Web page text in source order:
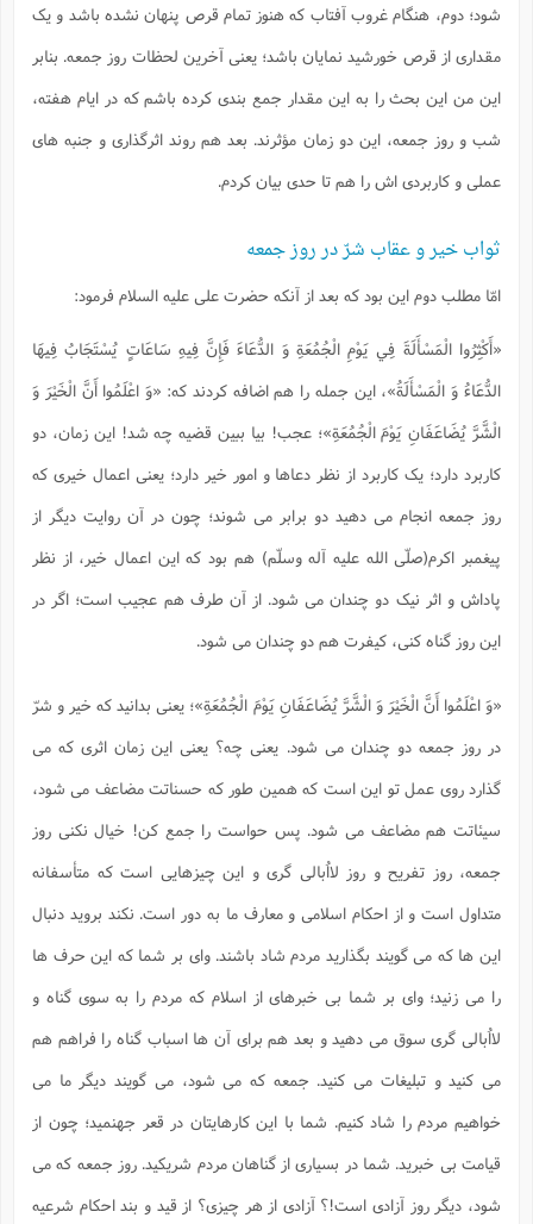
شود؛ دوم، هنگام غروب آفتاب که هنوز تمام قرص پنهان نشده باشد و یک
مقداری از قرص خورشید نمایان باشد؛ یعنی آخرین لحظات روز جمعه. بنابر
این من این بحث را به این مقدار جمع بندی کرده باشم که در ایام هفته،
شب و روز جمعه، این دو زمان مؤثرند. بعد هم روند اثرگذاری و جنبه های
عملی و کاربردی اش را هم تا حدی بیان کردم.
ثواب خیر و عقاب شرّ در روز جمعه
امّا مطلب دوم این بود که بعد از آنکه حضرت علی علیه السلام فرمود:
«أَكْثِرُوا الْمَسْأَلَةَ فِي يَوْمِ الْجُمُعَةِ وَ الدُّعَاءَ فَإِنَّ فِيهِ سَاعَاتٍ يُسْتَجَابُ فِيهَا
الدُّعَاءُ وَ الْمَسْأَلَةُ»، این جمله را هم اضافه کردند که: «وَ اعْلَمُوا أَنَّ الْخَيْرَ وَ
الْشَّرَّ يُضَاعَفَانِ يَوْمَ الْجُمُعَةِ»؛ عجب! بیا ببین قضیه چه شد! این زمان، دو
کاربرد دارد؛ یک کاربرد از نظر دعاها و امور خیر دارد؛ یعنی اعمال خیری که
روز جمعه انجام می دهید دو برابر می شوند؛ چون در آن روایت دیگر از
پیغمبر اکرم(صلّی الله علیه آله وسلّم) هم بود که این اعمال خیر، از نظر
پاداش و اثر نیک دو چندان می شود. از آن طرف هم عجیب است؛ اگر در
این روز گناه کنی، کیفرت هم دو چندان می شود.
«وَ اعْلَمُوا أَنَّ الْخَيْرَ وَ الْشَّرَّ يُضَاعَفَانِ يَوْمَ الْجُمُعَةِ»؛ یعنی بدانید که خیر و شرّ
در روز جمعه دو چندان می شود. یعنی چه؟ یعنی این زمان اثری که می
گذارد روی عمل تو این است که همین طور که حسناتت مضاعف می شود،
سیئاتت هم مضاعف می شود. پس حواست را جمع کن! خیال نکنی روز
جمعه، روز تفریح و روز لااُبالی گری و این چیزهایی است که متأسفانه
متداول است و از احکام اسلامی و معارف ما به دور است. نکند بروید دنبال
این ها که می گویند بگذارید مردم شاد باشند. وای بر شما که این حرف ها
را می زنید؛ وای بر شما بی خبرهای از اسلام که مردم را به سوی گناه و
لااُبالی گری سوق می دهید و بعد هم برای آن ها اسباب گناه را فراهم هم
می کنید و تبلیغات می کنید. جمعه که می شود، می گویند دیگر ما می
خواهیم مردم را شاد کنیم. شما با این کارهایتان در قعر جهنمید؛ چون از
قیامت بی خبرید. شما در بسیاری از گناهان مردم شریکید. روز جمعه که می
شود، دیگر روز آزادی است!؟ آزادی از هر چیزی؟ از قید و بند احکام شرعیه